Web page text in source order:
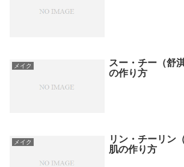
メイク
スー・チー（舒
の作り方
メイク
リン・チーリン
肌の作り方